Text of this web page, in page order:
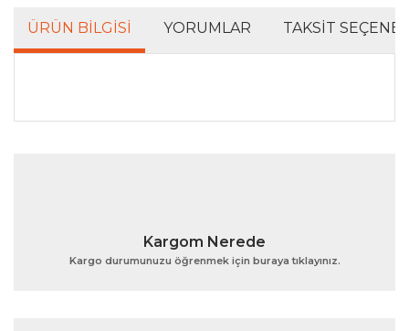
ÜRÜN BILGISI YORUMLAR TAKSIT
Bu ürünün fiyat bilgisi, resim, ürün açıklamalarında ve
Ürün açıklamasında eksik bilgiler bulunuyor.
Kargom Nerede
Kargo durumunuzu öğrenmek için buraya tıklayınız.